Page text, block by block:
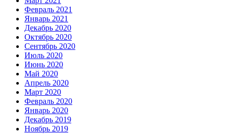
Февраль 2021
Январь 2021
Декабрь 2020
Октябрь 2020
Сентябрь 2020
Июль 2020
Июнь 2020
Май 2020
Апрель 2020
Март 2020
Февраль 2020
Январь 2020
Декабрь 2019
Ноябрь 2019